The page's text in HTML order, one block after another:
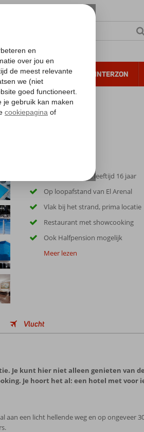
ALL INCLUSIVE WINTERZON
Only Adult: min. leeftijd 16 jaar
Op loopafstand van El Arenal
Vlak bij het strand, prima locatie
Restaurant met showcooking
Ook Halfpension mogelijk
Meer lezen
Vlucht
Je kunt hier niet alleen genieten van
Je hoort het al: een hotel met voor
aan een licht hellende weg en op ongeveer